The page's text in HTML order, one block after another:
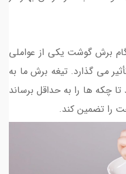
برش گوشت یکی از عواملی
می گذارد. تیغه برش ما به
چکه ها را به حداقل برساند
را تضمین کند.